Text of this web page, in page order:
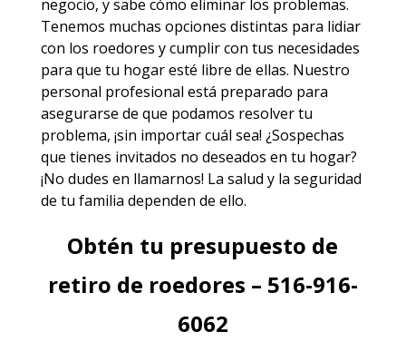
negocio, y sabe cómo eliminar los problemas.
Tenemos muchas opciones distintas para lidiar
con los roedores y cumplir con tus necesidades
para que tu hogar esté libre de ellas. Nuestro
personal profesional está preparado para
asegurarse de que podamos resolver tu
problema, ¡sin importar cuál sea! ¿Sospechas
que tienes invitados no deseados en tu hogar?
¡No dudes en llamarnos! La salud y la seguridad
de tu familia dependen de ello.
Obtén tu presupuesto de
retiro de roedores – 516-916-
6062